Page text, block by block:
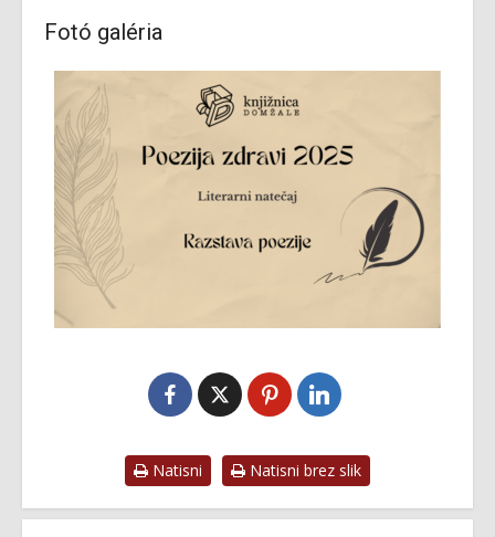
Fotó galéria
Natisni Natisni brez slik